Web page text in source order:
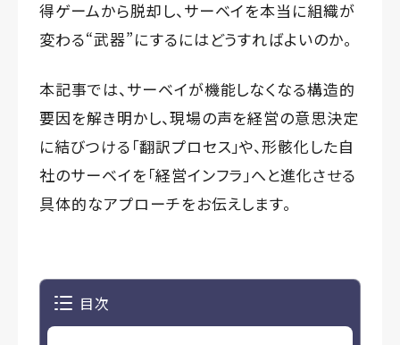
得ゲームから脱却し、サーベイを本当に組織が
変わる“武器”にするにはどうすればよいのか。
本記事では、サーベイが機能しなくなる構造的
要因を解き明かし、現場の声を経営の意思決定
に結びつける「翻訳プロセス」や、形骸化した自
社のサーベイを「経営インフラ」へと進化させる
具体的なアプローチをお伝えします。
目次